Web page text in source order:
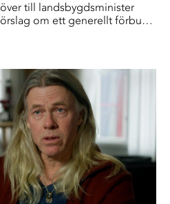
till landsbygdsminister
om ett generellt förbud